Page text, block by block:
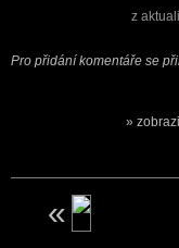
z
Pro přidání komentáře se